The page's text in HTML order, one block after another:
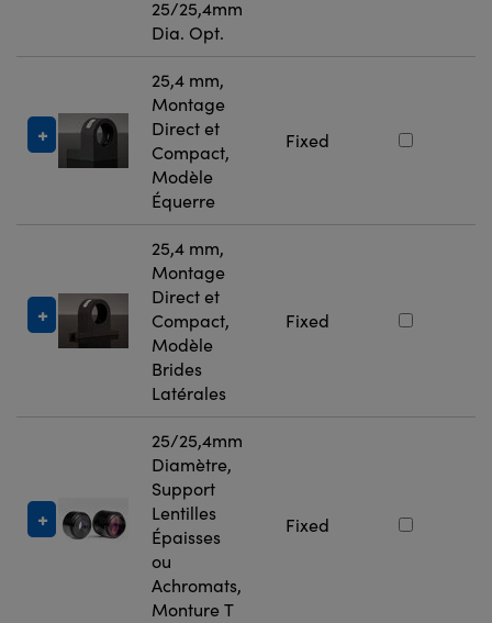
25/25,4mm
Dia. Opt.
25,4 mm,
Montage
Direct et
Compact,
Modèle
Équerre
Fixed
25,4 mm,
Montage
Direct et
Compact,
Modèle
Brides
Latérales
Fixed
25/25,4mm
Diamètre,
Support
Lentilles
Épaisses
ou
Achromats,
Monture T
Fixed